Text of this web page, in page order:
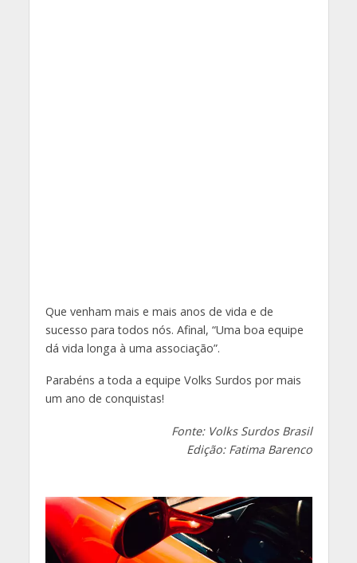
Que venham mais e mais anos de vida e de
sucesso para todos nós. Afinal, “Uma boa equipe
dá vida longa à uma associação”.
Parabéns a toda a equipe Volks Surdos por mais
um ano de conquistas!
Fonte: Volks Surdos Brasil
Edição: Fatima Barenco